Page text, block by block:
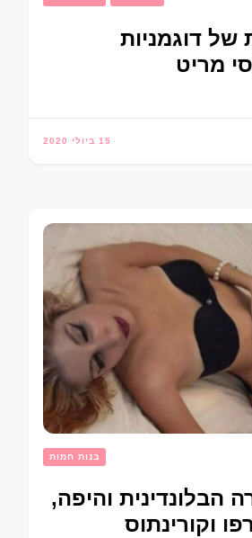
של דוגמניות
מריט
15 ביולי 2020
בנות חמות
הבלונדינית והיפה,
וקורינתוס